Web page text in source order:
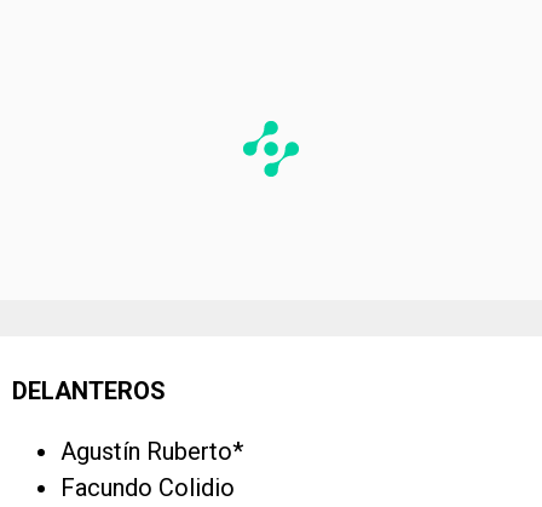
DELANTEROS
Agustín Ruberto*
Facundo Colidio